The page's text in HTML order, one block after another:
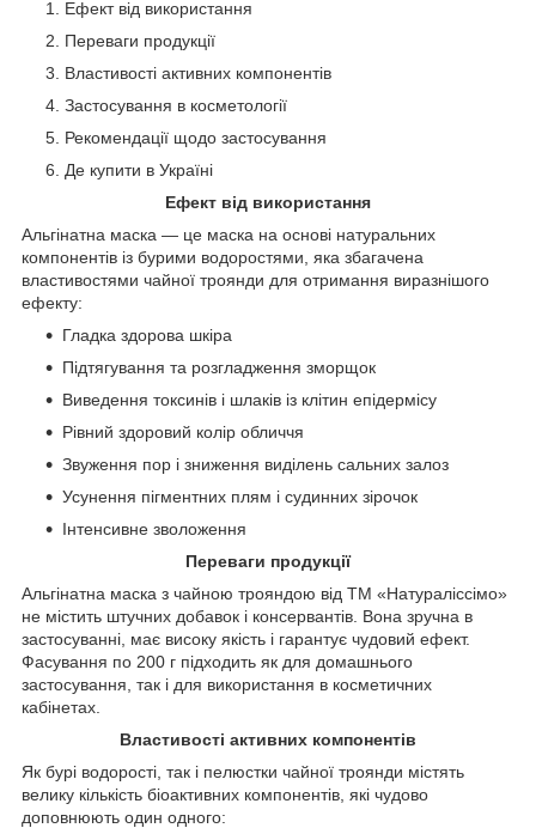
Ефект від використання
Переваги продукції
Властивості активних компонентів
Застосування в косметології
Рекомендації щодо застосування
Де купити в Україні
Ефект від використання
Альгінатна маска — це маска на основі натуральних
компонентів із бурими водоростями, яка збагачена
властивостями чайної троянди для отримання виразнішого
ефекту:
Гладка здорова шкіра
Підтягування та розгладження зморщок
Виведення токсинів і шлаків із клітин епідермісу
Рівний здоровий колір обличчя
Звуження пор і зниження виділень сальних залоз
Усунення пігментних плям і судинних зірочок
Інтенсивне зволоження
Переваги продукції
Альгінатна маска з чайною трояндою від ТМ «Натураліссімо»
не містить штучних добавок і консервантів. Вона зручна в
застосуванні, має високу якість і гарантує чудовий ефект.
Фасування по 200 г підходить як для домашнього
застосування, так і для використання в косметичних
кабінетах.
Властивості активних компонентів
Як бурі водорості, так і пелюстки чайної троянди містять
велику кількість біоактивних компонентів, які чудово
доповнюють один одного: